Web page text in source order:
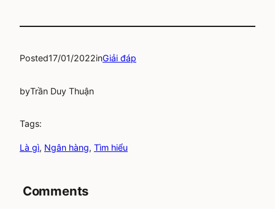
Posted17/01/2022inGiải đáp
byTrần Duy Thuận
Tags:
Là gì, Ngân hàng, Tìm hiểu
Comments